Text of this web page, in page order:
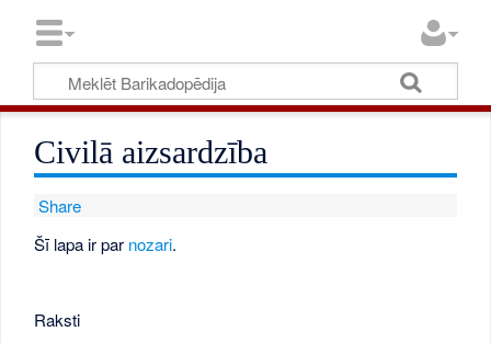
Civilā aizsardzība
Share
Šī lapa ir par nozari.
Raksti